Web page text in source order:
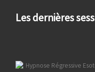
Les dernières